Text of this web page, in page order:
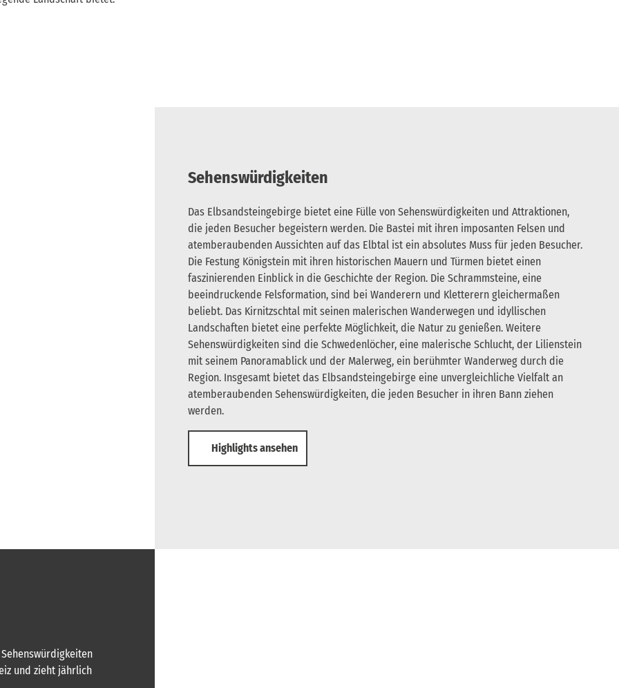
Sehenswürdigkeiten
Das Elbsandsteingebirge bietet eine Fülle von Sehenswürdigkeiten und Attraktionen,
die jeden Besucher begeistern werden. Die Bastei mit ihren imposanten Felsen und
atemberaubenden Aussichten auf das Elbtal ist ein absolutes Muss für jeden Besucher.
Die Festung Königstein mit ihren historischen Mauern und Türmen bietet einen
faszinierenden Einblick in die Geschichte der Region. Die Schrammsteine, eine
beeindruckende Felsformation, sind bei Wanderern und Kletterern gleichermaßen
beliebt. Das Kirnitzschtal mit seinen malerischen Wanderwegen und idyllischen
Landschaften bietet eine perfekte Möglichkeit, die Natur zu genießen. Weitere
Sehenswürdigkeiten sind die Schwedenlöcher, eine malerische Schlucht, der Lilienstein
mit seinem Panoramablick und der Malerweg, ein berühmter Wanderweg durch die
Region. Insgesamt bietet das Elbsandsteingebirge eine unvergleichliche Vielfalt an
atemberaubenden Sehenswürdigkeiten, die jeden Besucher in ihren Bann ziehen
werden.
Highlights ansehen
und zieht jährlich